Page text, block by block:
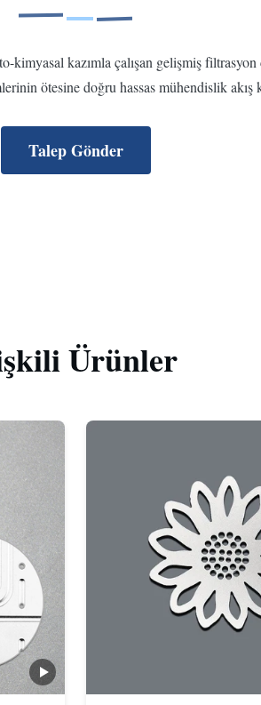
kazımla çalışan gelişmiş
ötesine doğru hassas mühendislik
Talep Gönder
Ürünler